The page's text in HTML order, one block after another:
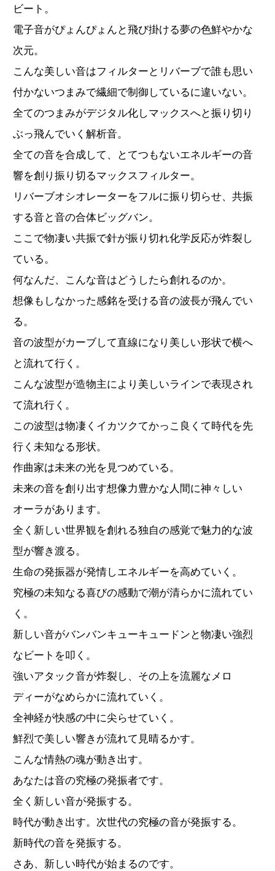
ビート。
電子音がぴょんぴょんと飛び掛ける夢の色鮮やかな
次元。
こんな美しい音はフィルターとリバーブで誰も思い
付かないつまみで繊細で制御しているに違いない。
全てのつまみがデジタル化しマックスへと振り切り
ぶっ飛んでいく解析音。
全ての音を合成して、とてつもないエネルギーの音
響を創り振り切るマックスフィルター。
リバーブオシオレーターをフルに振り切らせ、共振
する音と音の合体ビッグバン。
ここで物凄い共振で針が振り切れ化学反応が炸裂し
ている。
何なんだ、こんな音はどうしたら創れるのか。
想像もしなかった感銘を受ける音の波長が飛んでい
る。
音の波型がカーブして直線になり美しい形状で横へ
と流れて行く。
こんな波型が造物主により美しいラインで表現され
て流れ行く。
この波型は物凄くイカツクてかっこ良くて時代を先
行く未知なる形状。
作曲家は未来の光を見つめている。
未来の音を創り出す想像力豊かな人間に神々しい
オーラがあります。
全く新しい世界観を創れる独自の感覚で魅力的な波
型が響き渡る。
生命の発振器が発情しエネルギーを高めていく。
究極の未知なる喜びの感動で潮が清らかに流れてい
く。
新しい音がバンバンキューキュードンと物凄い強烈
なビートを叩く。
強いアタック音が炸裂し、その上を流麗なメロ
ディーがなめらかに流れていく。
全神経が快感の中に尖らせていく。
鮮烈で美しい響きが流れて見晴るかす。
こんな情熱の魂が動き出す。
あなたは音の究極の発振者です。
全く新しい音が発振する。
時代が動き出す。次世代の究極の音が発振する。
新時代の音を発振する。
さあ、新しい時代が始まるのです。